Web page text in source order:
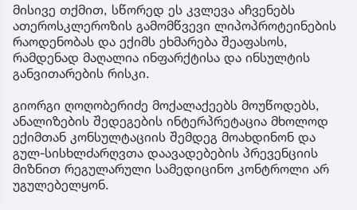
მისივე თქმით, სწორედ ეს კვლევა აჩვენებს
ათეროსკლეროზის გამომწვევი ლიპოპროტეინების
რაოდენობას და ექიმს ეხმარება შეაფასოს,
რამდენად მაღალია ინფარქტისა და ინსულტის
განვითარების რისკი.
გიორგი ღოღობერიძე მოქალაქეებს მოუწოდებს,
ანალიზების შედეგების ინტერპრეტაცია მხოლოდ
ექიმთან კონსულტაციის შემდეგ მოახდინონ და
გულ-სისხლძარღვთა დაავადებების პრევენციის
მიზნით რეგულარული სამედიცინო კონტროლი არ
უგულებელყონ.